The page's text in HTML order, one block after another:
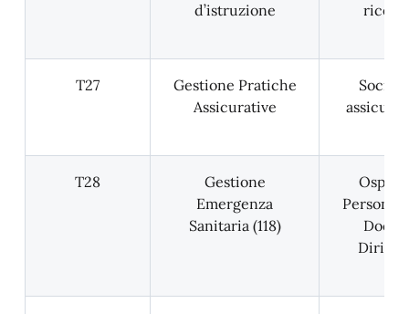
d’istruzione
T27
Gestione Pratiche
Assicurative
T28
Gestione
Emergenza
Sanitaria (118)